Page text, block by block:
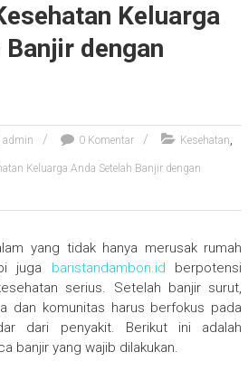
Keluarga
dengan
admin 0 Komentar Kesehatan,
Keluarga Anda Setelah Banjir dengan
yang tidak hanya merusak rumah
juga baristandambon.id berpotensi
serius. Setelah banjir surut,
dan komunitas harus berfokus pada
dari penyakit. Berikut ini adalah
banjir yang wajib dilakukan.